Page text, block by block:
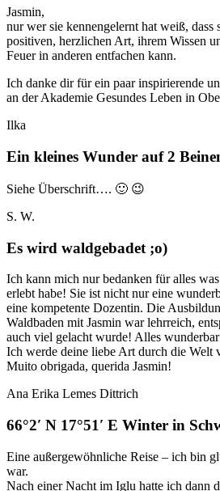
Jasmin,
nur wer sie kennengelernt hat weiß, dass
positiven, herzlichen Art, ihrem Wissen
Feuer in anderen entfachen kann.
Ich danke dir für ein paar inspirierende
an der Akademie Gesundes Leben in
Ilka
Ein kleines Wunder auf 2
Siehe Überschrift…. 🙂 😉
S. W.
Es wird waldgebadet ;o)
Ich kann mich nur bedanken für alles
erlebt habe! Sie ist nicht nur eine
eine kompetente Dozentin. Die
Waldbaden mit Jasmin war lehrreich,
auch viel gelacht wurde! Alles
Ich werde deine liebe Art durch die Welt
Muito obrigada, querida Jasmin!
Ana Erika Lemes Dittrich
66°2′ N 17°51′ E Winter in
Eine außergewöhnliche Reise – ich bin
war.
Nach einer Nacht im Iglu hatte ich dann